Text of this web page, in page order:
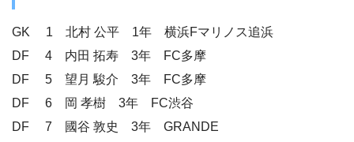
GK 1 北村 公平 1年 横浜Fマリノス追浜
DF 4 内田 拓寿 3年 FC多摩
DF 5 望月 駿介 3年 FC多摩
DF 6 岡 孝樹 3年 FC渋谷
DF 7 國谷 敦史 3年 GRANDE